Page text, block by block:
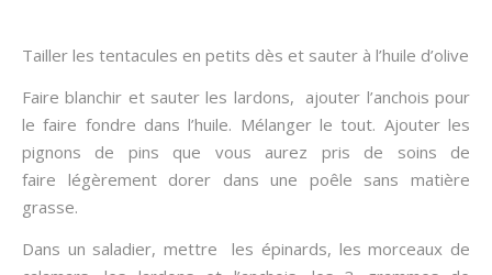
Tailler les tentacules en petits dès et sauter à l’huile d’olive
Faire blanchir et sauter les lardons, ajouter l’anchois pour
le faire fondre dans l’huile. Mélanger le tout. Ajouter les
pignons de pins que vous aurez pris de soins de
faire légèrement dorer dans une poêle sans matière
grasse.
Dans un saladier, mettre les épinards, les morceaux de